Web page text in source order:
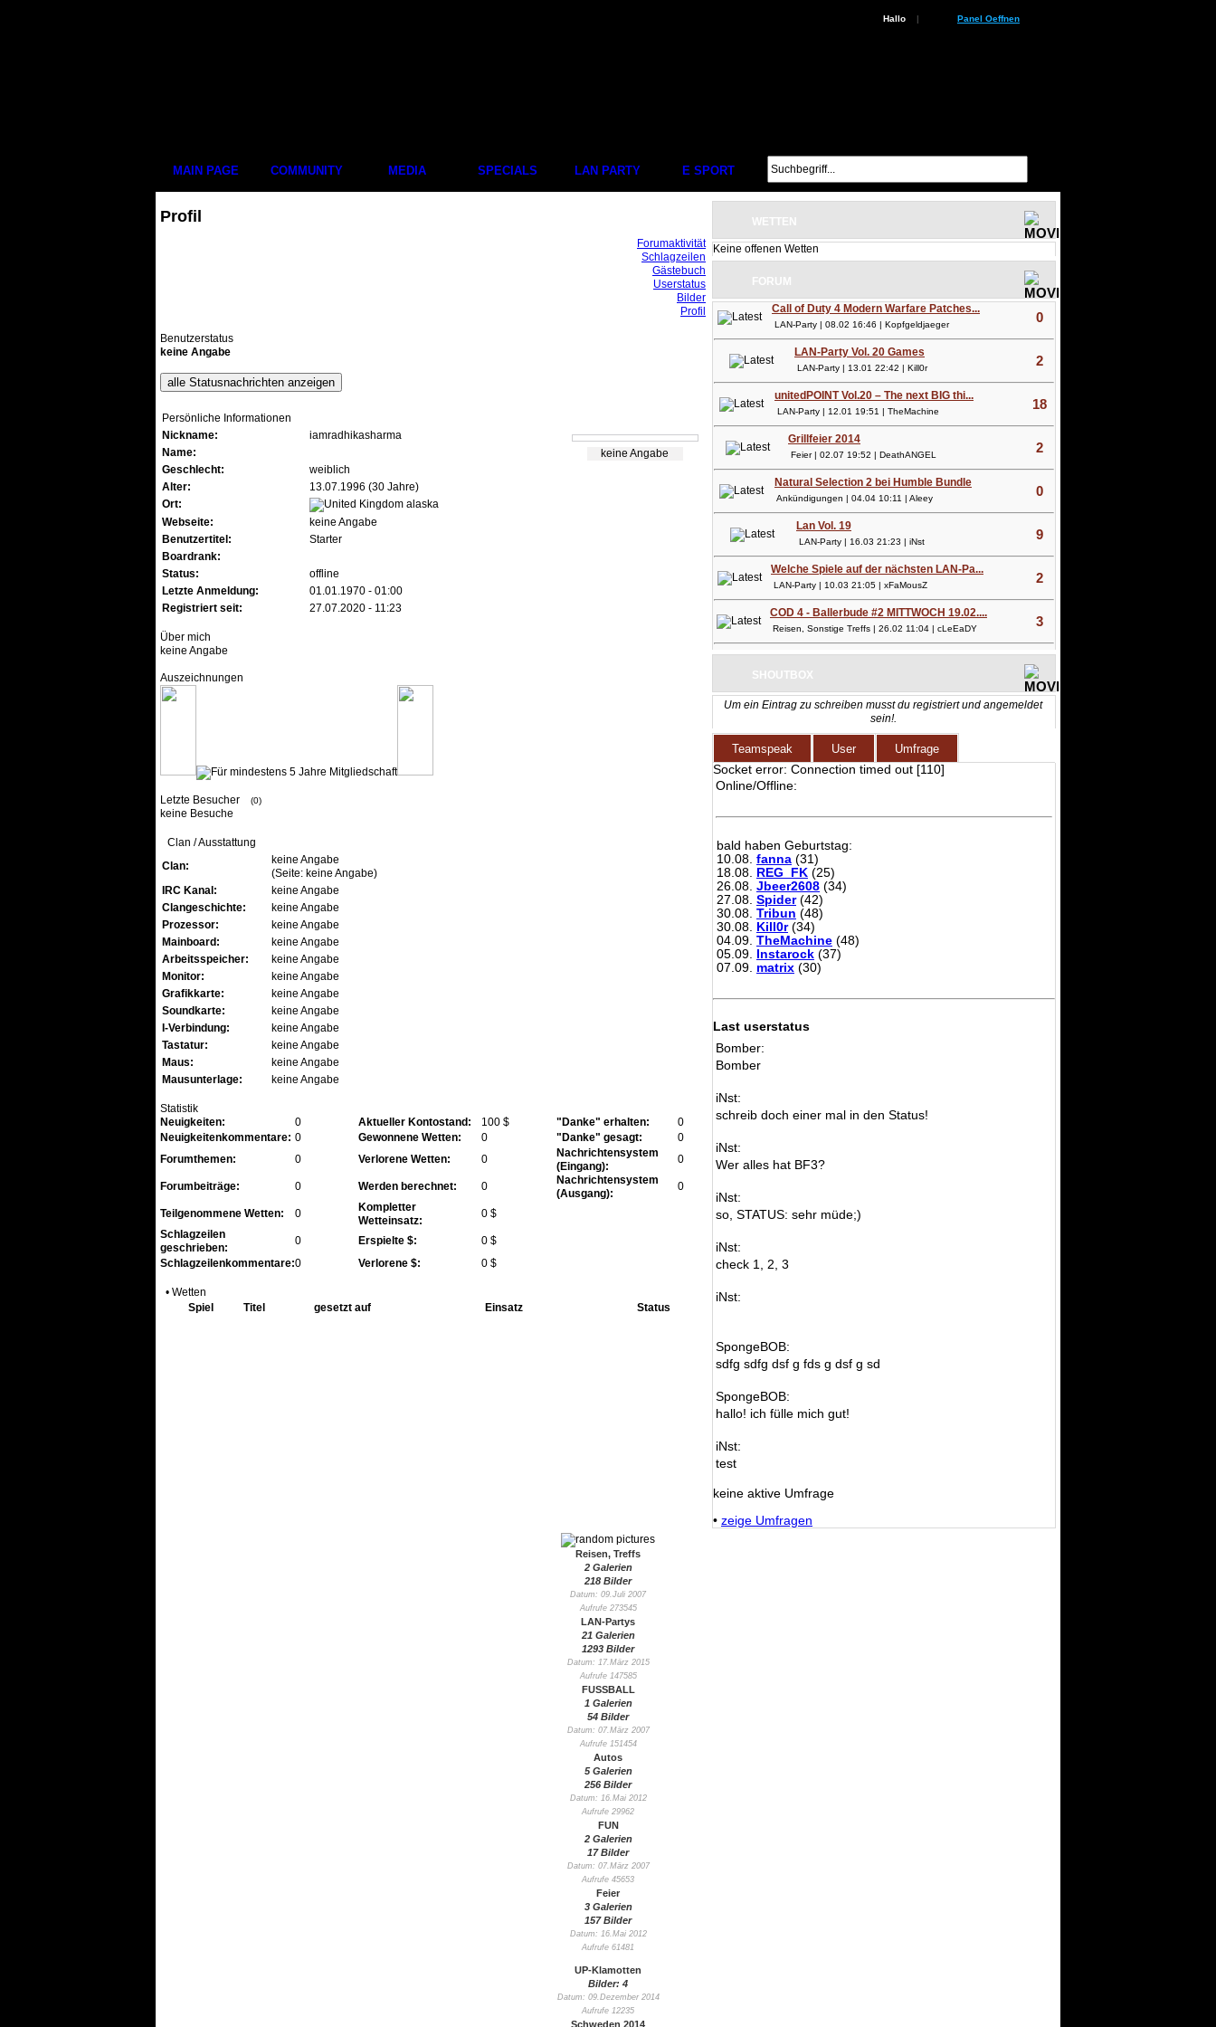
Hallo | Panel Oeffnen
MAIN PAGE COMMUNITY MEDIA SPECIALS LAN PARTY E SPORT
Profil
Forumaktivität
Schlagzeilen
Gästebuch
Userstatus
Bilder
Profil
Benutzerstatus
keine Angabe
Persönliche Informationen
Nickname:
iamradhikasharma
keine Angabe
Name:
Geschlecht:
weiblich
Alter:
13.07.1996 (30 Jahre)
Ort:
alaska
Webseite:
keine Angabe
Benutzertitel:
Starter
Boardrank:
Status:
offline
Letzte Anmeldung:
01.01.1970 - 01:00
Registriert seit:
27.07.2020 - 11:23
Über mich
keine Angabe
Auszeichnungen
Letzte Besucher (0)
keine Besuche
Clan / Ausstattung
Clan:
keine Angabe
(Seite: keine Angabe)
IRC Kanal:
keine Angabe
Clangeschichte:
keine Angabe
Prozessor:
keine Angabe
Mainboard:
keine Angabe
Arbeitsspeicher:
keine Angabe
Monitor:
keine Angabe
Grafikkarte:
keine Angabe
Soundkarte:
keine Angabe
I-Verbindung:
keine Angabe
Tastatur:
keine Angabe
Maus:
keine Angabe
Mausunterlage:
keine Angabe
Statistik
Neuigkeiten:
0 Aktueller Kontostand: 100 $ "Danke" erhalten:
0
Neuigkeitenkommentare: 0 Gewonnene Wetten: 0 "Danke" gesagt:
0
Forumthemen:
0 Verlorene Wetten: 0
Nachrichtensystem
(Eingang):
0
Forumbeiträge: 0 Werden berechnet: 0
Nachrichtensystem
(Ausgang):
0
Teilgenommene Wetten: 0
Kompletter
Wetteinsatz:
0 $
Schlagzeilen
geschrieben:
0 Erspielte $:
0 $
Schlagzeilenkommentare:0 Verlorene $: 0 $
• Wetten
Spiel
Titel gesetzt auf Einsatz Status
WETTEN
Keine offenen Wetten
FORUM
Call of Duty 4 Modern Warfare Patches...
0
LAN-Party | 08.02 16:46 | Kopfgeldjaeger
LAN-Party Vol. 20 Games
2
LAN-Party | 13.01 22:42 | Kill0r
unitedPOINT Vol.20 – The next BIG thi...
18
LAN-Party | 12.01 19:51 | TheMachine
Grillfeier 2014
2
Feier | 02.07 19:52 | DeathANGEL
Natural Selection 2 bei Humble Bundle
0
Ankündigungen | 04.04 10:11 | Aleey
Lan Vol. 19
9
LAN-Party | 16.03 21:23 | iNst
Welche Spiele auf der nächsten LAN-Pa...
2
LAN-Party | 10.03 21:05 | xFaMousZ
COD 4 - Ballerbude #2 MITTWOCH 19.02....
3
Reisen, Sonstige Treffs | 26.02 11:04 | cLeEaDY
SHOUTBOX
Um ein Eintrag zu schreiben musst du registriert und angemeldet
sein!.
Teamspeak User Umfrage
Socket error: Connection timed out [110]
Online/Offline:
bald haben Geburtstag:
10.08. fanna (31)
18.08. REG_FK (25)
26.08. Jbeer2608 (34)
27.08. Spider(42)
30.08. Tribun (48)
30.08. Kill0r(34)
04.09. TheMachine (48)
05.09. Instarock (37)
07.09. matrix (30)
Last userstatus
Bomber:
Bomber
iNst:
schreib doch einer mal in den Status!
iNst:
Wer alles hat BF3?
iNst:
so, STATUS: sehr müde;)
iNst:
check 1, 2, 3
iNst:
SpongeBOB:
sdfg sdfg dsf g fds g dsf g sd
SpongeBOB:
hallo! ich fülle mich gut!
iNst:
test
keine aktive Umfrage
• zeige Umfragen
Reisen, Treffs
2 Galerien
218 Bilder
Datum: 09.Juli 2007
Aufrufe 273545
LAN-Partys
21 Galerien
1293 Bilder
Datum: 17.März 2015
Aufrufe 147585
FUSSBALL
1 Galerien
54 Bilder
Datum: 07.März 2007
Aufrufe 151454
Autos
5 Galerien
256 Bilder
Datum: 16.Mai 2012
Aufrufe 29962
FUN
2 Galerien
17 Bilder
Datum: 07.März 2007
Aufrufe 45653
Feier
3 Galerien
157 Bilder
Datum: 16.Mai 2012
Aufrufe 61481
UP-Klamotten
Bilder: 4
Datum: 09.Dezember 2014
Aufrufe 12235
Schweden 2014